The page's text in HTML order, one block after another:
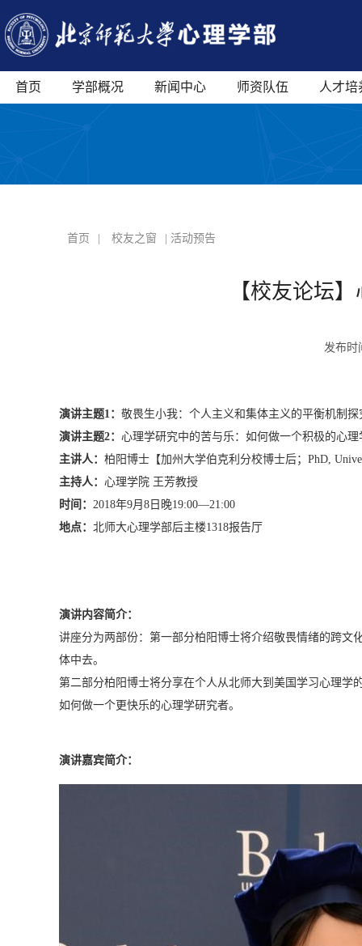
首页 学部概况 新闻中心 师资队伍 人才培
首页 校友之窗 | 活动预告
【校友论坛
发布
演讲主题1： 敬畏生小我：个人主义和集体主义的平衡机制探
演讲主题2： 心理学研究中的苦与乐：如何做一个积极的心理
主讲人： 柏阳博士【加州大学伯克利分校博士后；PhD,
主持人： 心理学院 王芳教授
时间： 2018年9月8日晚19:00—21:00
地点： 北师大心理学部后主楼1318报告厅
演讲内容简介：
讲座分为两部份：第一部分柏阳博士将介绍敬畏情绪的跨
体中去。
第二部分柏阳博士将分享在个人从北师大到美国学习心理
如何做一个更快乐的心理学研究者。
演讲嘉宾简介：